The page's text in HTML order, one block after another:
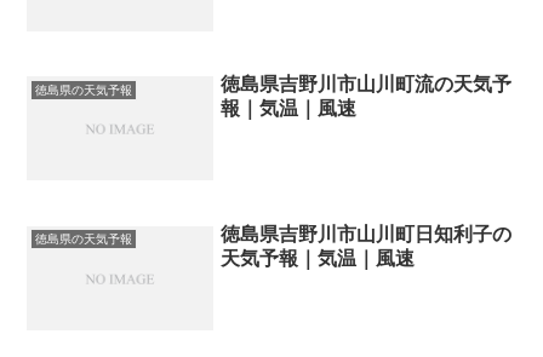
徳島県の天気予報
徳島県吉野川市山川町流の天気予
報｜気温｜風速
徳島県の天気予報
徳島県吉野川市山川町日知利子の
天気予報｜気温｜風速